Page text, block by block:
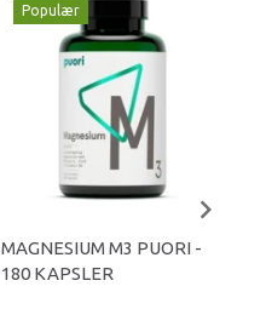
Populær
MAGNESIUM M3 PUORI -
180 KAPSLER